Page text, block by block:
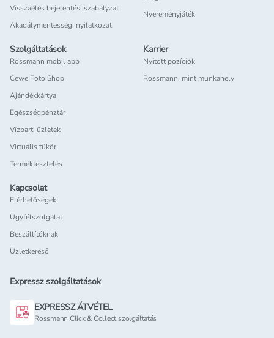
Visszaélés bejelentési szabályzat
Akadálymentességi nyilatkozat
Nyereményjáték
Szolgáltatások
Rossmann mobil app
Cewe Foto Shop
Ajándékkártya
Egészségpénztár
Vízparti üzletek
Virtuális tükör
Terméktesztelés
Karrier
Nyitott pozíciók
Rossmann, mint munkahely
Kapcsolat
Elérhetőségek
Ügyfélszolgálat
Beszállítóknak
Üzletkereső
Expressz szolgáltatások
EXPRESSZ ÁTVÉTEL
Rossmann Click & Collect szolgáltatás